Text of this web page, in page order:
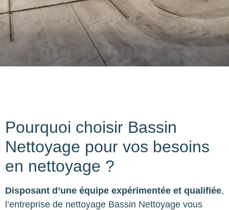
Pourquoi choisir Bassin
Nettoyage pour vos besoins
en nettoyage ?
Disposant d’une équipe expérimentée et qualifiée,
l’entreprise de nettoyage Bassin Nettoyage vous